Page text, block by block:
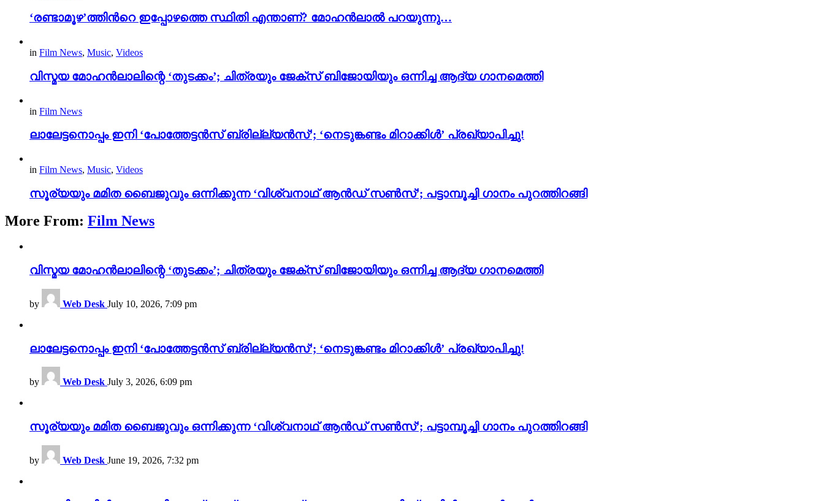
‘രണ്ടാമൂഴ’ത്തിന്‍റെ ഇപ്പോഴത്തെ സ്ഥിതി എന്താണ്? മോഹൻലാൽ പറയുന്നു…
in Film News, Music, Videos
വിസ്മയ മോഹൻലാലിന്റെ ‘തുടക്കം’; ചിത്രയും ജേക്സ് ബിജോയിയും ഒന്നിച്ച ആദ്യ ഗാനമെത്തി
in Film News
ലാലേട്ടനൊപ്പം ഇനി ‘പോത്തേട്ടൻസ് ബ്രില്ല്യൻസ്’; ‘നെടുങ്കണ്ടം മിറാക്കിൾ’ പ്രഖ്യാപിച്ചു!
in Film News, Music, Videos
സൂര്യയും മമിത ബൈജുവും ഒന്നിക്കുന്ന ‘വിശ്വനാഥ് ആൻഡ് സൺസ്’; പട്ടാമ്പൂച്ചി ഗാനം പുറത്തിറങ്ങി
More From: Film News
വിസ്മയ മോഹൻലാലിന്റെ ‘തുടക്കം’; ചിത്രയും ജേക്സ് ബിജോയിയും ഒന്നിച്ച ആദ്യ ഗാനമെത്തി
by Web Desk July 10, 2026, 7:09 pm
ലാലേട്ടനൊപ്പം ഇനി ‘പോത്തേട്ടൻസ് ബ്രില്ല്യൻസ്’; ‘നെടുങ്കണ്ടം മിറാക്കിൾ’ പ്രഖ്യാപിച്ചു!
by Web Desk July 3, 2026, 6:09 pm
സൂര്യയും മമിത ബൈജുവും ഒന്നിക്കുന്ന ‘വിശ്വനാഥ് ആൻഡ് സൺസ്’; പട്ടാമ്പൂച്ചി ഗാനം പുറത്തിറങ്ങി
by Web Desk June 19, 2026, 7:32 pm